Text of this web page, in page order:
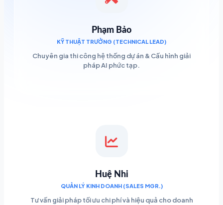
Phạm Bảo
KỸ THUẬT TRƯỞNG (TECHNICAL LEAD)
Chuyên gia thi công hệ thống dự án & Cấu hình giải
pháp AI phức tạp.
Huệ Nhi
QUẢN LÝ KINH DOANH (SALES MGR.)
Tư vấn giải pháp tối ưu chi phí và hiệu quả cho doanh